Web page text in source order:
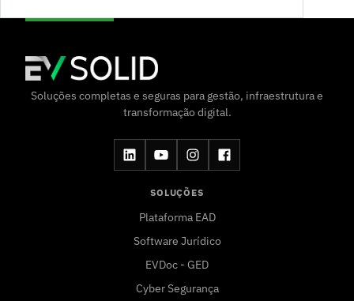
Soluções completas e seguras para gestão, infraestrutura e
transformação digital.
SOLUÇÕES
Plataforma EAD
Software Jurídico
EVDoc - GED
Cyber Segurança